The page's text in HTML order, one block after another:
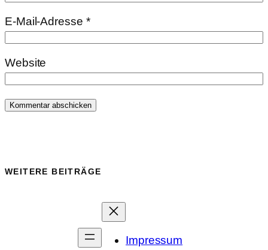
E-Mail-Adresse *
Website
WEITERE BEITRÄGE
Impressum